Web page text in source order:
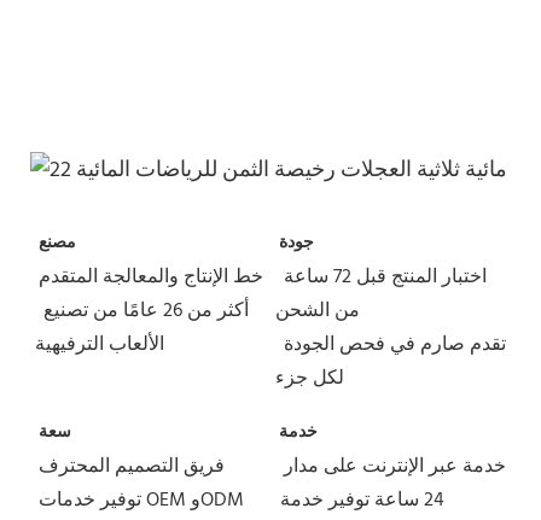
مصنع
خط الإنتاج والمعالجة المتقدم
الألعاب الترفيهية
جودة
من الشحن
لكل جزء
سعة
فريق التصميم المحترف
توفير خدمات OEM وODM
خدمة
خدمة عبر الإنترنت على مدار
24 ساعة